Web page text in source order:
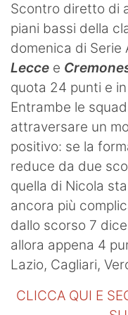
Scontro diretto di
piani bassi della
domenica di Serie
Lecce e
quota 24 punti e
Entrambe le
attraversare un
positivo: se la
reduce da due
quella di Nicola
ancora più
dallo scorso 7
allora appena 4
Lazio, Cagliari,
CLICCA QUI E